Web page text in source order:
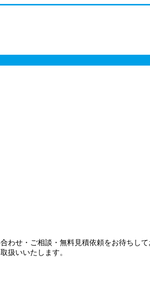
わせ・ご相談・無料見積依頼をお待ちし
扱いいたします。